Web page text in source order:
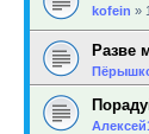
kofein »
Разве